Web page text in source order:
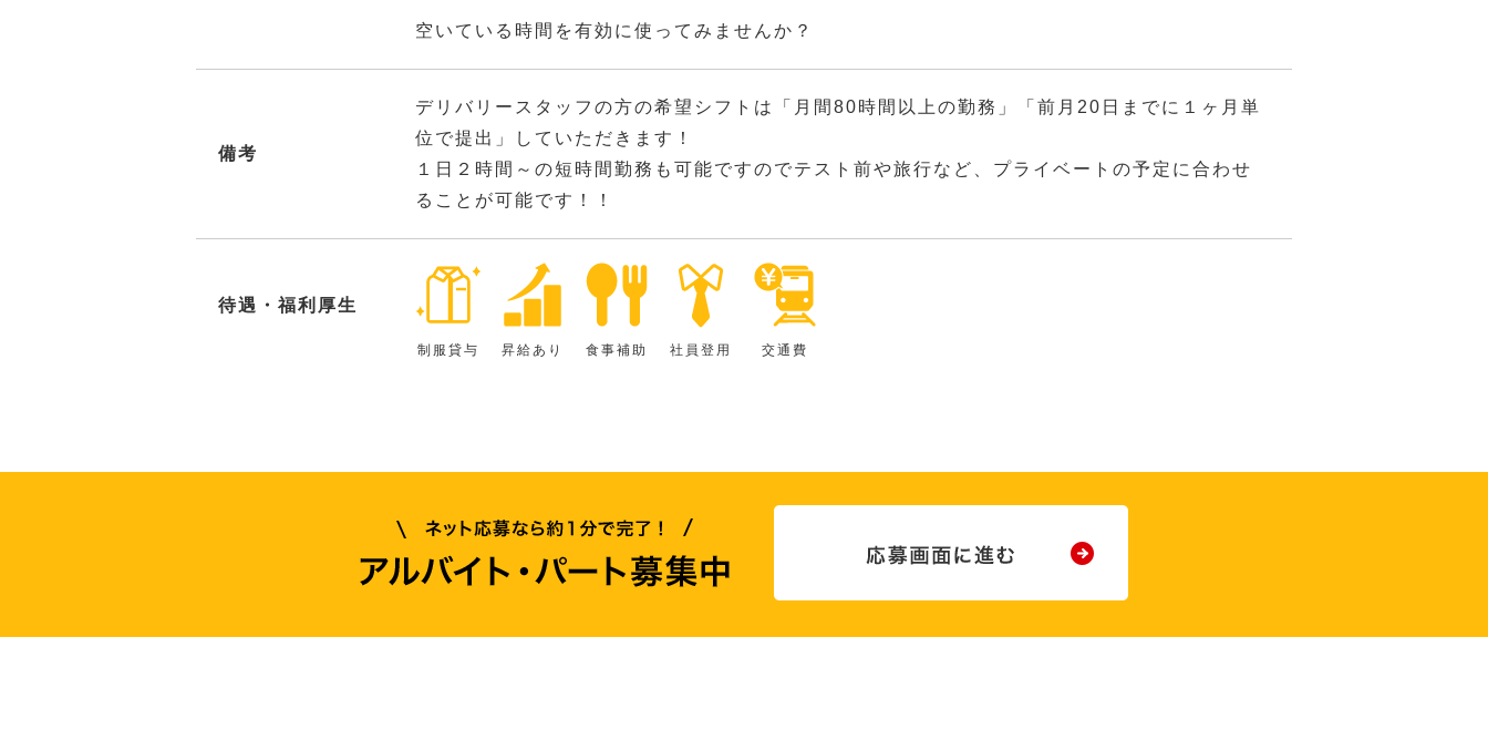
空いている時間を有効に使ってみませんか？
備考
デリバリースタッフの方の希望シフトは「月間80時間以上の勤務」「前月20日までに１ヶ月単
位で提出」していただきます！
１日２時間～の短時間勤務も可能ですのでテスト前や旅行など、プライベートの予定に合わせ
ることが可能です！！
待遇・福利厚生
制服貸与 昇給あり 食事補助 社員登用 交通費